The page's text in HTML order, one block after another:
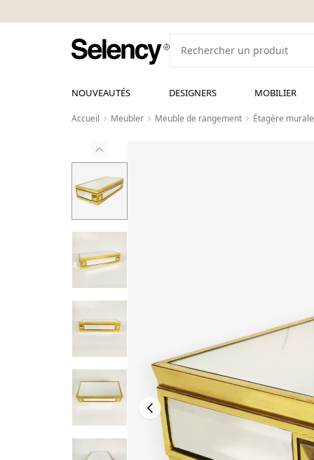
NOUVEAUTÉS DESIGNERS MOBILIER
Accueil Meubler Meuble de rangement Étagère murale